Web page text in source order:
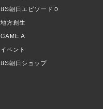
BS朝日エピソード０
地方創生
GAME A
イベント
BS朝日ショップ